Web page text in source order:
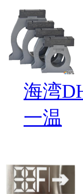
海湾
一温